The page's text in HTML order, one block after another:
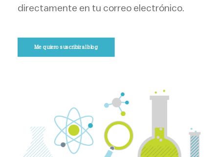
directamente en tu correo electrónico.
Me quiero suscribir al blog